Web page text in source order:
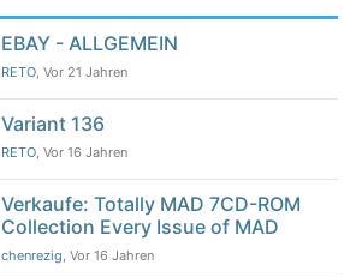
EBAY - ALLGEMEIN
RETO, Vor 21 Jahren
Variant 136
RETO, Vor 16 Jahren
Verkaufe: Totally MAD 7CD-ROM
Collection Every Issue of MAD
chenrezig, Vor 16 Jahren